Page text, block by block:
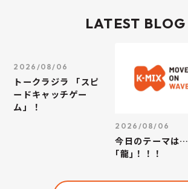
LATEST BLOG
2026/08/06
トークラジラ 「スピ
ードキャッチゲー
ム」！
2026/08/06
今日のテーマは…
｢龍｣！！！